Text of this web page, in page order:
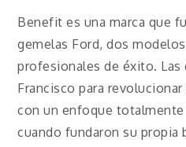
Benefit es una marca que
gemelas Ford, dos
profesionales de éxito. Las
Francisco para
con un enfoque totalmente
cuando fundaron su propia